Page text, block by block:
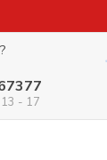
- 17